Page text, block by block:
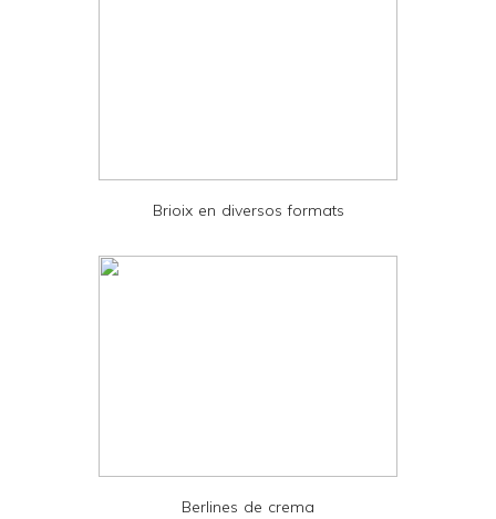
Brioix en diversos formats
Berlines de crema